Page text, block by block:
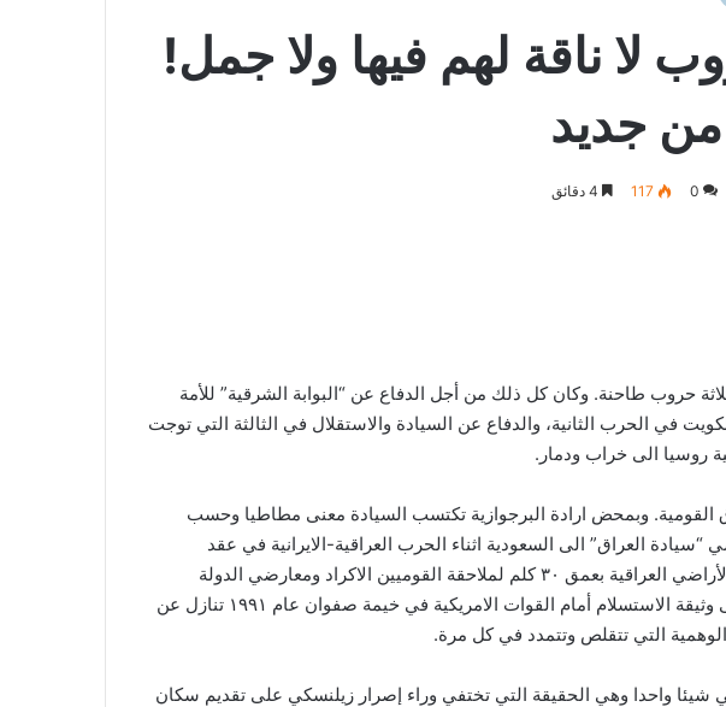
ناقة لهم فيها ولا جمل!
جديد
0
117
حروب طاحنة. وكان كل ذلك من أجل الدفاع عن “البوابة الشرقية” للأمة
في الحرب الثانية، والدفاع عن السيادة والاستقلال في الثالثة التي توجت
روسيا الى خراب ودمار.
القومية. وبمحض ارادة البرجوازية تكتسب السيادة معنى مطاطيا وحسب
العراق” الى السعودية اثناء الحرب العراقية-الايرانية في عقد
الثمانينات من القرن المنصرم، كما اتفق مع الدولة التركية خلال نفس الفترة بالسماح لاجتياح جيوشها الأراضي العراقية بعمق ٣٠ كلم لملاحقة القوميين الاكراد ومعارضي الدولة
التركية، وقبل ذلك تنازل عن غالبية مساحة شط العرب لإيران عام ١٩٧٥ لنظام الشاه. واثناء التوقيع على وثيقة الاستسلام أمام القوات الامريكية في خيمة صفوان عام ١٩٩١ تنازل عن
التي تتقلص وتتمدد في كل مرة.
شيئا واحدا وهي الحقيقة التي تختفي وراء إصرار زيلنسكي على تقديم سكان